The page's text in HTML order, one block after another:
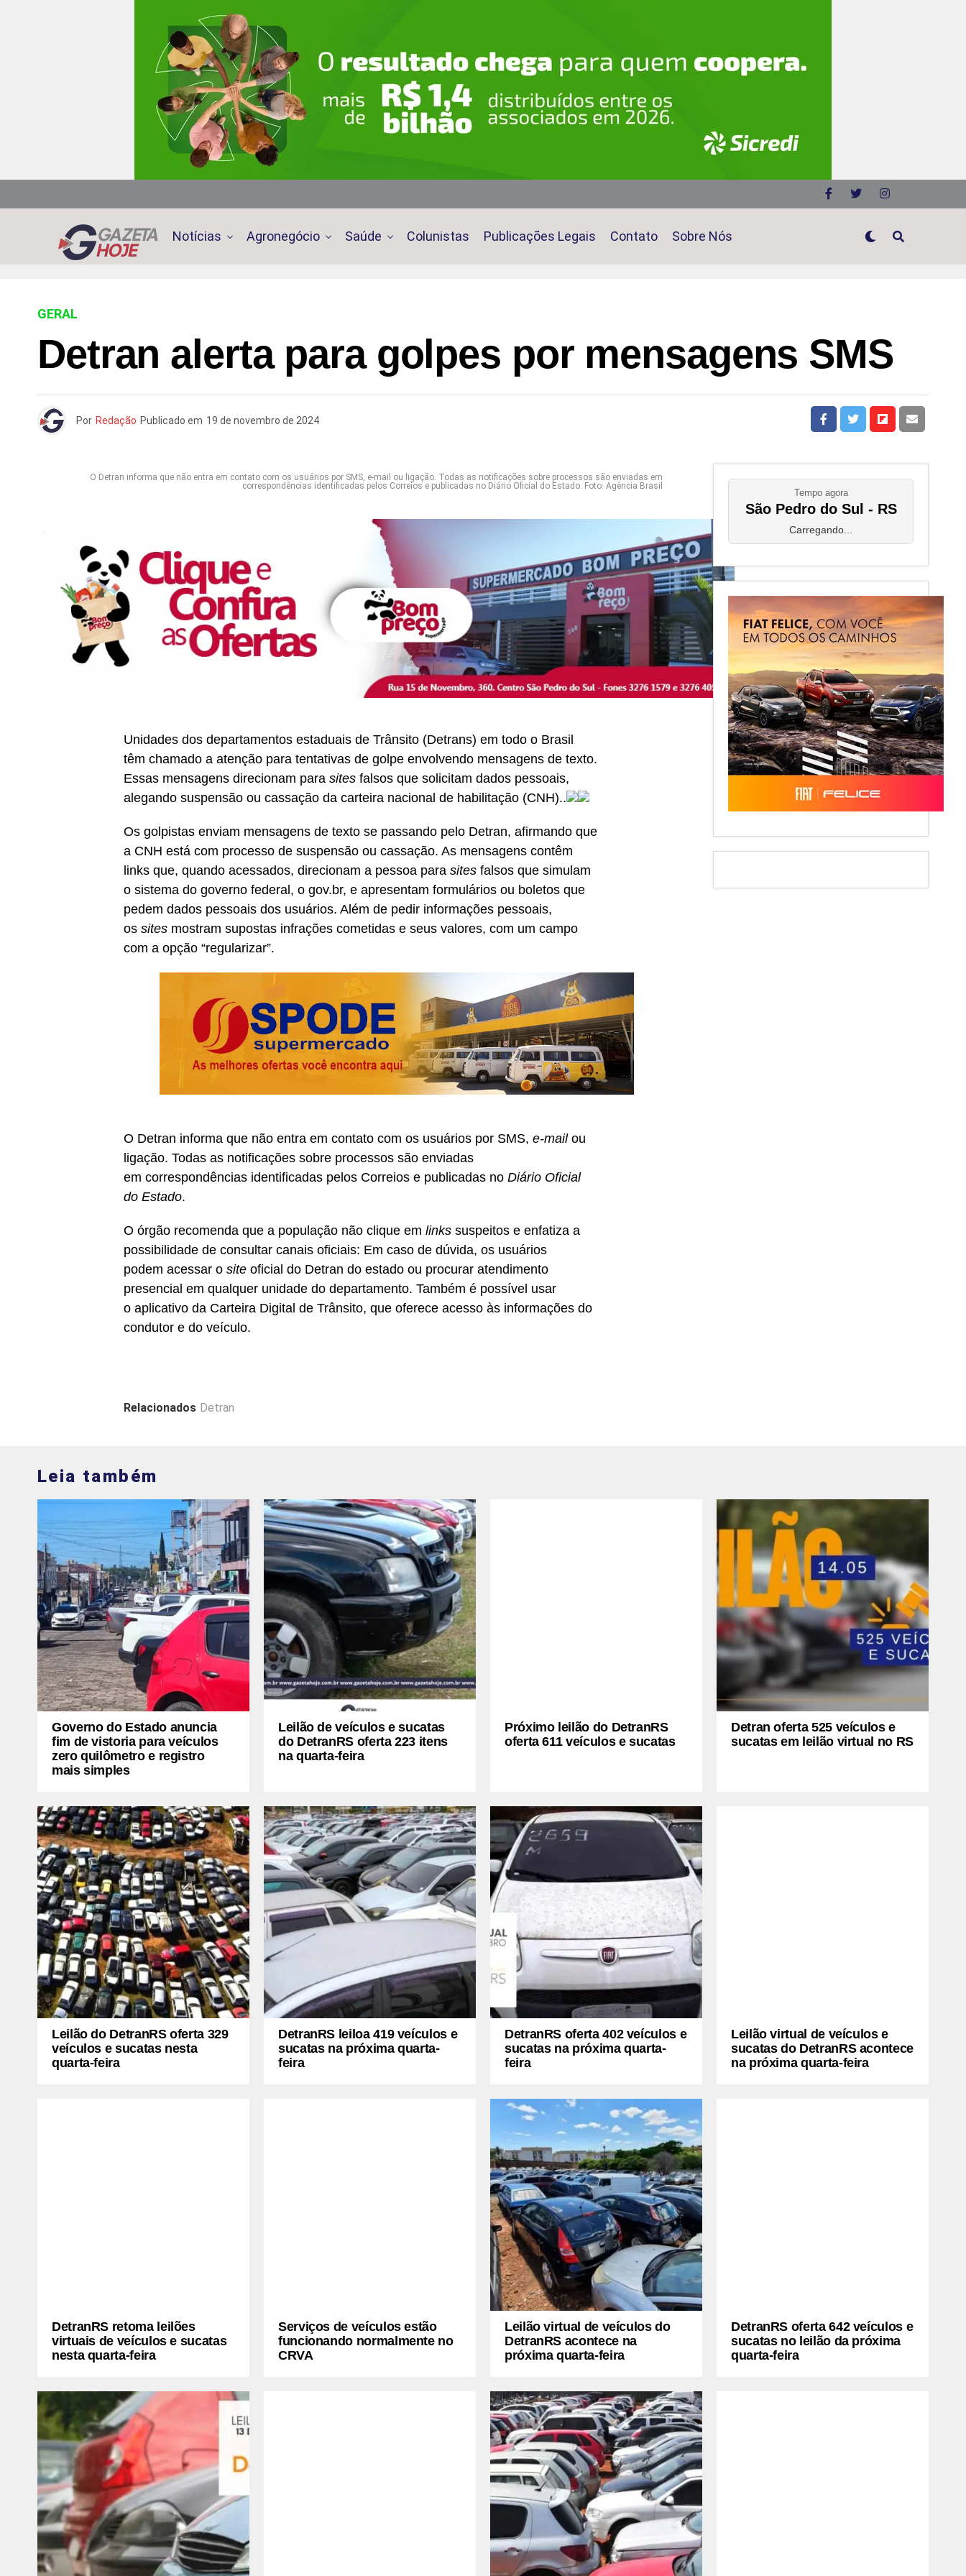
Notícias Agronegócio Saúde Colunistas Publicações Legais Contato Sobre Nós
GERAL
Detran alerta para golpes por mensagens SMS
Por Redação Publicado em 19 de novembro de 2024
O Detran informa que não entra em contato com os usuários por SMS, e-mail ou ligação. Todas as notificações sobre processos são enviadas em
correspondências identificadas pelos Correios e publicadas no Diário Oficial do Estado. Foto: Agência Brasil
Unidades dos departamentos estaduais de Trânsito (Detrans) em todo o Brasil
têm chamado a atenção para tentativas de golpe envolvendo mensagens de texto.
Essas mensagens direcionam para sites falsos que solicitam dados pessoais,
alegando suspensão ou cassação da carteira nacional de habilitação (CNH)..
Os golpistas enviam mensagens de texto se passando pelo Detran, afirmando que
a CNH está com processo de suspensão ou cassação. As mensagens contêm
links que, quando acessados, direcionam a pessoa para sites falsos que simulam
o sistema do governo federal, o gov.br, e apresentam formulários ou boletos que
pedem dados pessoais dos usuários. Além de pedir informações pessoais,
os sites mostram supostas infrações cometidas e seus valores, com um campo
com a opção “regularizar”.
O Detran informa que não entra em contato com os usuários por SMS, e-mailou
ligação. Todas as notificações sobre processos são enviadas
em correspondências identificadas pelos Correios e publicadas no Diário Oficial
do Estado.
O órgão recomenda que a população não clique em links suspeitos e enfatiza a
possibilidade de consultar canais oficiais: Em caso de dúvida, os usuários
podem acessar o site oficial do Detran do estado ou procurar atendimento
presencial em qualquer unidade do departamento. Também é possível usar
o aplicativo da Carteira Digital de Trânsito, que oferece acesso às informações do
condutor e do veículo.
Relacionados Detran
Tempo agora
São Pedro do Sul - RS
Carregando...
Leia também
Governo do Estado anuncia
fim de vistoria para veículos
zero quilômetro e registro
mais simples
Leilão de veículos e sucatas
do DetranRS oferta 223 itens
na quarta-feira
Próximo leilão do DetranRS
oferta 611 veículos e sucatas
Detran oferta 525 veículos e
sucatas em leilão virtual no RS
Leilão do DetranRS oferta 329
veículos e sucatas nesta
quarta-feira
DetranRS leiloa 419 veículos e
sucatas na próxima quarta-
feira
DetranRS oferta 402 veículos e
sucatas na próxima quarta-
feira
Leilão virtual de veículos e
sucatas do DetranRS acontece
na próxima quarta-feira
DetranRS retoma leilões
virtuais de veículos e sucatas
nesta quarta-feira
Serviços de veículos estão
funcionando normalmente no
CRVA
Leilão virtual de veículos do
DetranRS acontece na
próxima quarta-feira
DetranRS oferta 642 veículos e
sucatas no leilão da próxima
quarta-feira